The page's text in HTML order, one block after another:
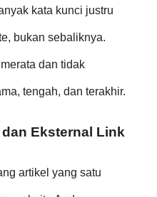
kata kunci justru
bukan sebaliknya.
dan tidak
tengah, dan terakhir.
Eksternal Link
artikel yang satu